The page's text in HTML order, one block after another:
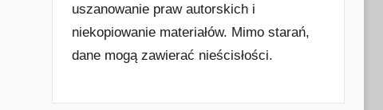
uszanowanie praw autorskich i
niekopiowanie materiałów. Mimo starań,
dane mogą zawierać nieścisłości.